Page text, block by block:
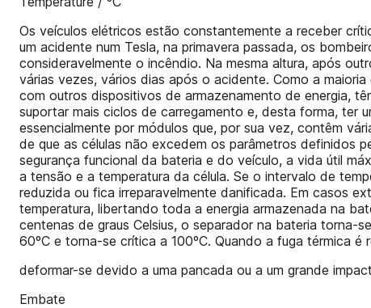
Os veículos elétricos estão constantemente a receber
um acidente num Tesla, na primavera passada, os
consideravelmente o incêndio. Na mesma altura, após
várias vezes, vários dias após o acidente. Como a
com outros dispositivos de armazenamento de energia,
suportar mais ciclos de carregamento e, desta forma, ter
essencialmente por módulos que, por sua vez, contêm
de que as células não excedem os parâmetros definidos
segurança funcional da bateria e do veículo, a vida útil
a tensão e a temperatura da célula. Se o intervalo de
reduzida ou fica irreparavelmente danificada. Em casos
temperatura, libertando toda a energia armazenada na
centenas de graus Celsius, o separador na bateria torna-
60ºC e torna-se crítica a 100ºC. Quando a fuga térmica
deformar-se devido a uma pancada ou a um grande
Embate